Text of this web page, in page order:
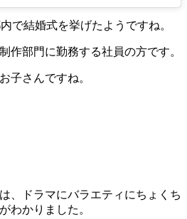
で結婚式を挙げたようですね。
作部門に勤務する社員の方です。
子さんですね。
、ドラマにバラエティにちょくち
わかりました。